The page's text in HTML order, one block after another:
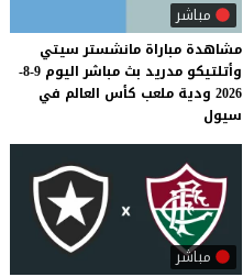
مباشر
مشاهدة مباراة مانشستر سيتي
وأتلتيكو مدريد بث مباشر اليوم 9-8-
2026 ودية ملعب كأس العالم في
سيول
مباشر